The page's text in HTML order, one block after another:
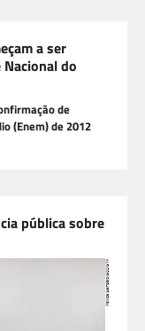
a ser
do
de
(Enem) de 2012
pública sobre